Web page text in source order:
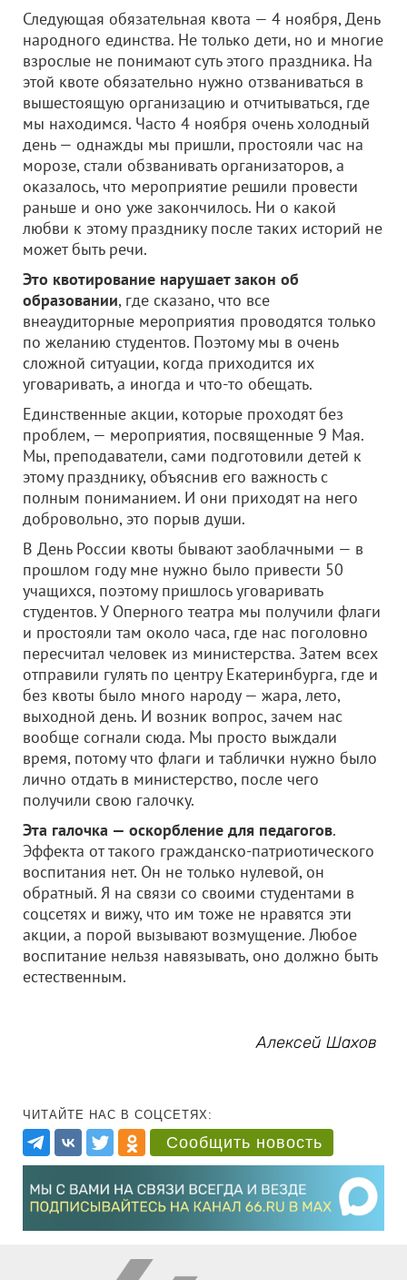
Следующая обязательная квота — 4 ноября, День
народного единства. Не только дети, но и многие
взрослые не понимают суть этого праздника. На
этой квоте обязательно нужно отзваниваться в
вышестоящую организацию и отчитываться, где
мы находимся. Часто 4 ноября очень холодный
день — однажды мы пришли, простояли час на
морозе, стали обзванивать организаторов, а
оказалось, что мероприятие решили провести
раньше и оно уже закончилось. Ни о какой
любви к этому празднику после таких историй не
может быть речи.
Это квотирование нарушает закон об
образовании, где сказано, что все
внеаудиторные мероприятия проводятся только
по желанию студентов. Поэтому мы в очень
сложной ситуации, когда приходится их
уговаривать, а иногда и что-то обещать.
Единственные акции, которые проходят без
проблем, — мероприятия, посвященные 9 Мая.
Мы, преподаватели, сами подготовили детей к
этому празднику, объяснив его важность с
полным пониманием. И они приходят на него
добровольно, это порыв души.
В День России квоты бывают заоблачными — в
прошлом году мне нужно было привести 50
учащихся, поэтому пришлось уговаривать
студентов. У Оперного театра мы получили флаги
и простояли там около часа, где нас поголовно
пересчитал человек из министерства. Затем всех
отправили гулять по центру Екатеринбурга, где и
без квоты было много народу — жара, лето,
выходной день. И возник вопрос, зачем нас
вообще согнали сюда. Мы просто выждали
время, потому что флаги и таблички нужно было
лично отдать в министерство, после чего
получили свою галочку.
Эта галочка — оскорбление для педагогов.
Эффекта от такого гражданско-патриотического
воспитания нет. Он не только нулевой, он
обратный. Я на связи со своими студентами в
соцсетях и вижу, что им тоже не нравятся эти
акции, а порой вызывают возмущение. Любое
воспитание нельзя навязывать, оно должно быть
естественным.
Алексей Шахов
ЧИТАЙТЕ НАС В СОЦСЕТЯХ:
Сообщить новость